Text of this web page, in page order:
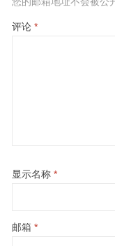
评论 *
显示名称 *
邮箱 *